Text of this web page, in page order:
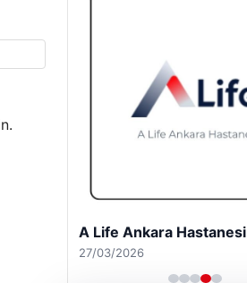
A Life Ankara Hastanesi
27/03/2026